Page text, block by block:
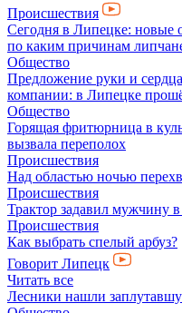
Происшествия
Сегодня в Липецке: новые
по каким причинам
Общество
Предложение руки и
компании: в Липецке
Общество
Горящая фритюрница в
вызвала переполох
Происшествия
Над областью ночью
Происшествия
Трактор задавил мужчину
Происшествия
Как выбрать спелый арбуз?
Говорит Липецк
Читать все
Лесники нашли